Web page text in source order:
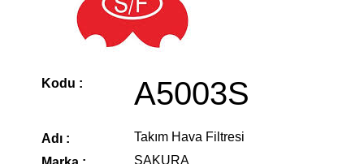
Kodu : A5003S
Adı :
Takım Hava Filtresi
SAKURA